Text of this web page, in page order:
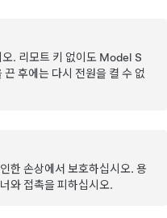
. 리모트 키 없이도 Model S
후에는 다시 전원을 켤 수 없
한 손상에서 보호하십시오. 용
와 접촉을 피하십시오.